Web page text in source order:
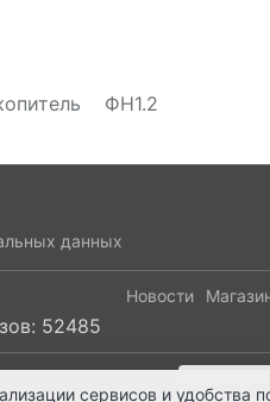
ФН1.2
данных
52485
Новости
сервисов и удобства